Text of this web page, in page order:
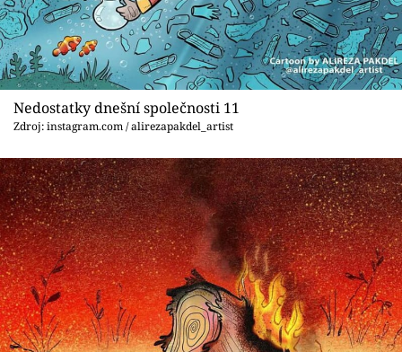
Nedostatky dnešní společnosti 11
Zdroj: instagram.com / alirezapakdel_artist